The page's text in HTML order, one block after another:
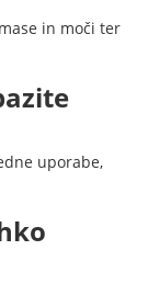
in moči ter
uporabe,